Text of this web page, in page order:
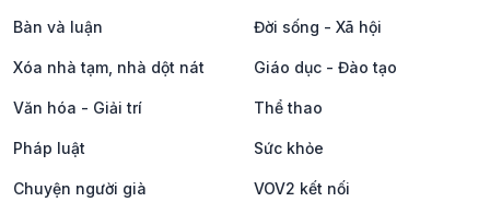
Bàn và luận Đời sống - Xã hội
Xóa nhà tạm, nhà dột nát Giáo dục - Đào tạo
Văn hóa - Giải trí Thể thao
Pháp luật Sức khỏe
Chuyện người già VOV2 kết nối